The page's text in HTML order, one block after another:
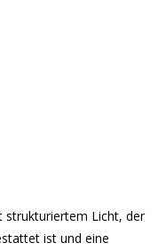
strukturiertem Licht, der
ist und eine